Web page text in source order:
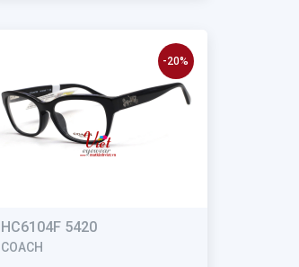
HC6104F 5420
COACH
-20%